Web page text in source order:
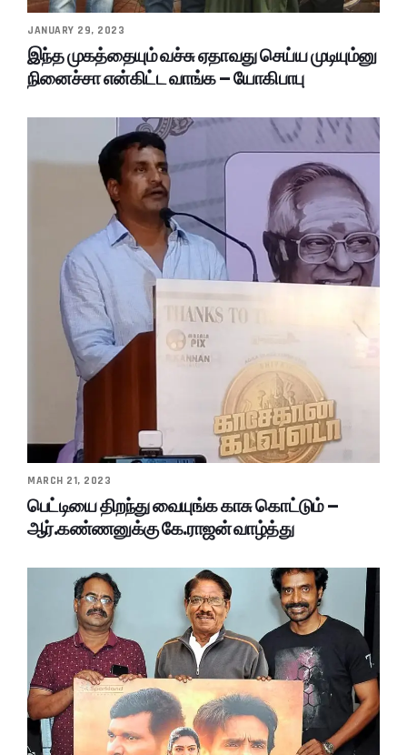
JANUARY 29, 2023
இந்த முகத்தையும் வச்சு ஏதாவது செய்ய முடியும்னு
நினைச்சா என்கிட்ட வாங்க – யோகிபாபு
MARCH 21, 2023
பெட்டியை திறந்து வையுங்க காசு கொட்டும் –
ஆர்.கண்ணனுக்கு கே.ராஜன் வாழ்த்து